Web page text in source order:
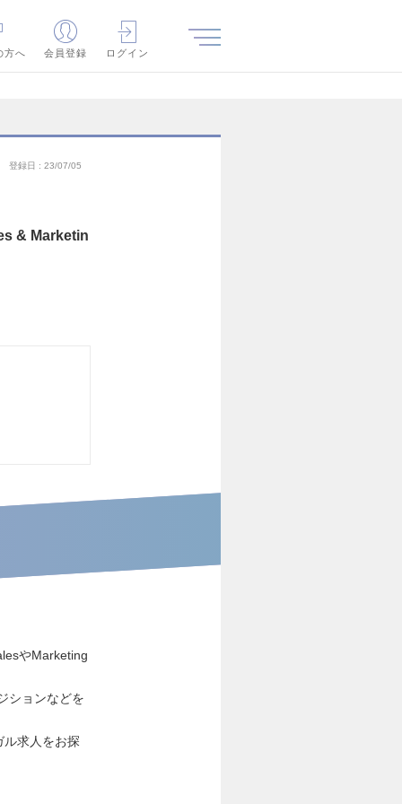
方へ 会員登録 ログイン
登録日 23/07/05
& Marketin
やMarketing
ションなどを
求人をお探